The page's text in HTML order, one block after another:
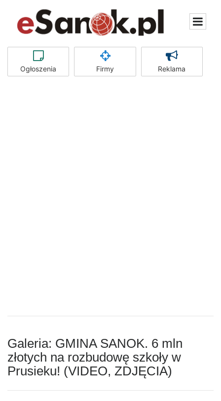
Ogłoszenia Firmy Reklama
Galeria: GMINA SANOK. 6 mln
złotych na rozbudowę szkoły w
Prusieku! (VIDEO, ZDJĘCIA)